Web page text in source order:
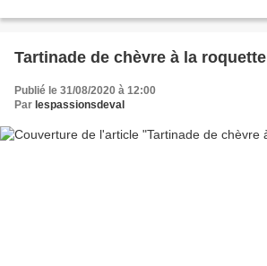
Tartinade de chèvre à la roquette
Publié le 31/08/2020 à 12:00
Par lespassionsdeval